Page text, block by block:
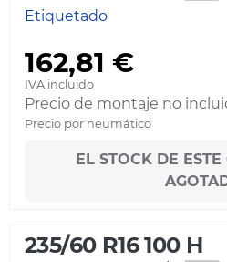
Etiquetado
162,81 €
IVA incluido
Precio de montaje no
Precio por neumático
EL STOCK DE
235/60 R16 100 H